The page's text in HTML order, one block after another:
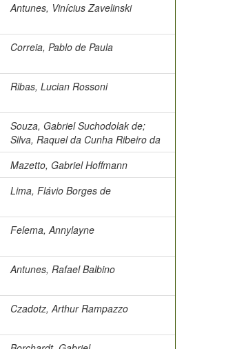
Antunes, Vinícius Zavelinski
Correia, Pablo de Paula
Ribas, Lucian Rossoni
Souza, Gabriel Suchodolak de;
Silva, Raquel da Cunha Ribeiro da
Mazetto, Gabriel Hoffmann
Lima, Flávio Borges de
Felema, Annylayne
Antunes, Rafael Balbino
Czadotz, Arthur Rampazzo